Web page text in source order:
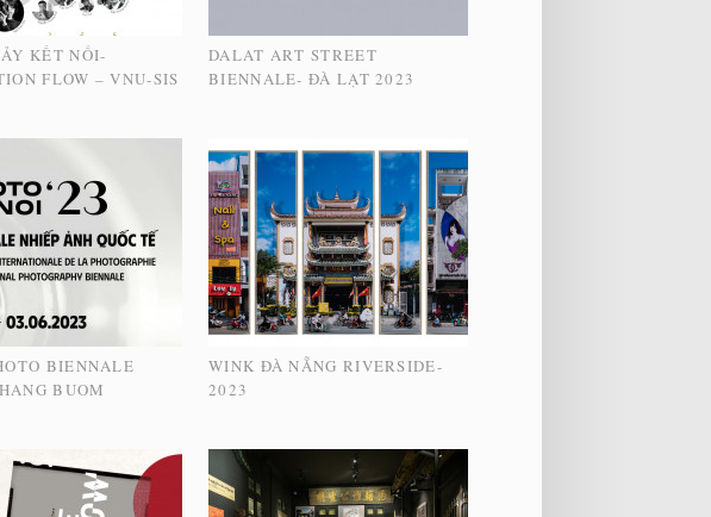
KẾT NỐI-
FLOW – VNU-SIS
DALAT ART STREET
BIENNALE- ĐÀ LẠT 2023
BIENNALE
BUOM
WINK ĐÀ NẴNG RIVERSIDE-
2023